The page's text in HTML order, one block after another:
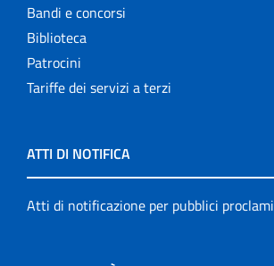
Bandi e concorsi
Biblioteca
Patrocini
Tariffe dei servizi a terzi
ATTI DI NOTIFICA
Atti di notificazione per pubblici proclami